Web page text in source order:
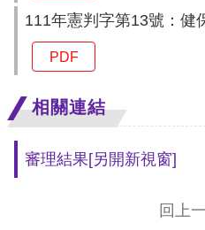
障
礙
快
鍵
請
111年憲判字第13號：健
PDF
相關連結
審理結果[另開新視窗]
回上